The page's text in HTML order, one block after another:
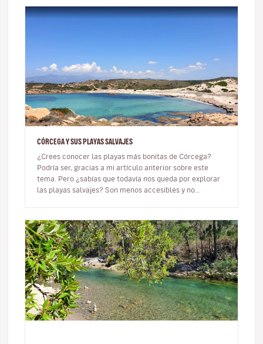
CÓRCEGA Y SUS PLAYAS SALVAJES
¿Crees conocer las playas más bonitas de Córcega?
Podría ser, gracias a mi artículo anterior sobre este
tema. Pero ¿sabías que todavía nos queda por explorar
las playas salvajes? Son menos accesibles y no